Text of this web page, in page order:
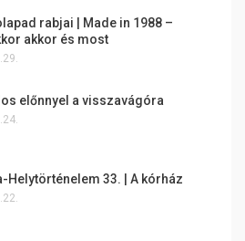
rabjai | Made in 1988 –
akkor és most
előnnyel a visszavágóra
Helytörténelem 33. | A kórház